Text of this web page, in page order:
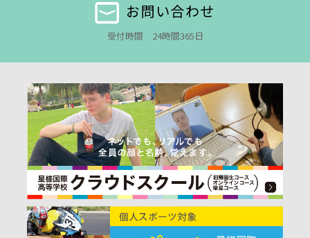
お問い合わせ
受付時間 24時間365日